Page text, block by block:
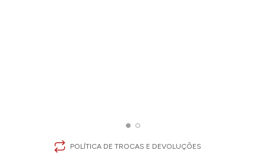
POLÍTICA DE TROCAS E DEVOLUÇÕES